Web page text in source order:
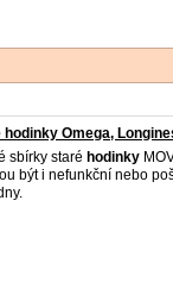
Omega,
sbírky staré hodinky
být i nefunkční nebo